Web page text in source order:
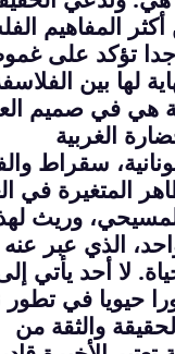
المفاهيم
جدا تؤكد على
لها بين
هي في صميم
الغربية
سقراط
المتغيرة في
وريث
الذي عبر
لا أحد
حيويا في
والثقة من